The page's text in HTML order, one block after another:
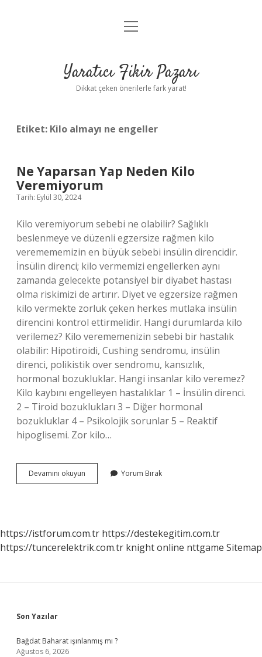
Anasayfa
Yasal Uyarı
menüyü
Yaratıcı Fikir Pazarı
Dikkat çeken önerilerle fark yarat!
Etiket: Kilo almayı ne engeller
Ne Yaparsan Yap Neden Kilo
Veremiyorum
Tarih: Eylül 30, 2024
Kilo veremiyorum sebebi ne olabilir? Sağlıklı
beslenmeye ve düzenli egzersize rağmen kilo
veremememizin en büyük sebebi insülin direncidir.
İnsülin direnci; kilo vermemizi engellerken aynı
zamanda gelecekte potansiyel bir diyabet hastası
olma riskimizi de artırır. Diyet ve egzersize rağmen
kilo vermekte zorluk çeken herkes mutlaka insülin
direncini kontrol ettirmelidir. Hangi durumlarda kilo
verilemez? Kilo verememenizin sebebi bir hastalık
olabilir: Hipotiroidi, Cushing sendromu, insülin
direnci, polikistik over sendromu, kansızlık,
hormonal bozukluklar. Hangi insanlar kilo veremez?
Kilo kaybını engelleyen hastalıklar 1 – İnsülin direnci.
2 – Tiroid bozuklukları 3 – Diğer hormonal
bozukluklar 4 – Psikolojik sorunlar 5 – Reaktif
hipoglisemi. Zor kilo…
Devamını okuyun
Yaparsan
Yorum Bırak
https://istforum.com.tr https://destekegitim.com.tr
https://tuncerelektrik.com.tr knight online nttgame Sitemap
Sidebar
Son Yazılar
Bağdat Baharat ışınlanmış mı ?
Ağustos 6, 2026